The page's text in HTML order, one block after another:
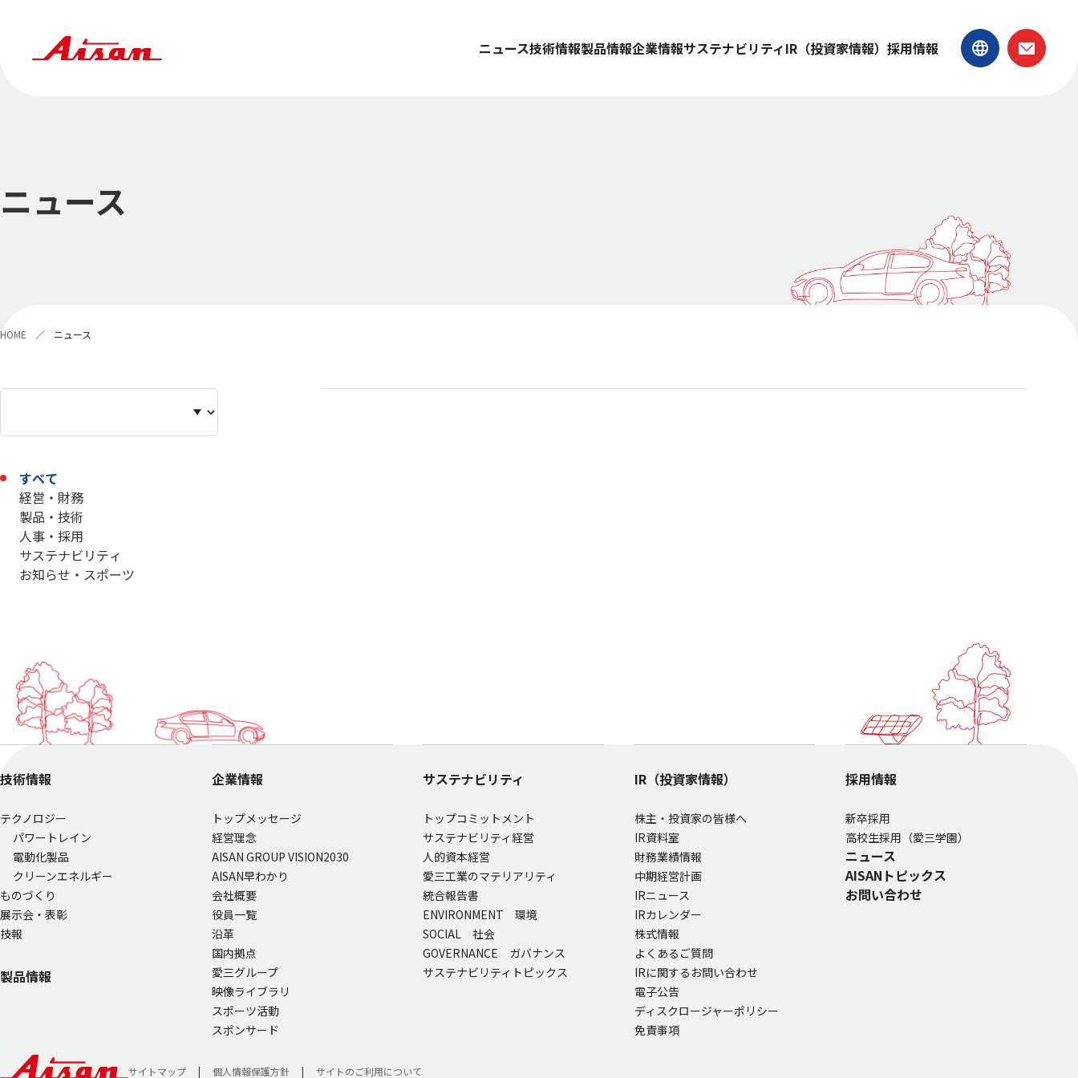
ニュース技術情報製品情報企業情報サステナビリティIR（投資家情報） 採用情報
ニュース
HOME ニュース
すべて
経営・財務
製品・技術
人事・採用
サステナビリティ
お知らせ・スポーツ
技術情報
テクノロジー
パワートレイン
電動化製品
クリーンエネルギー
ものづくり
展示会・表彰
技報
製品情報
企業情報
トップメッセージ
経営理念
AISAN GROUP VISION2030
AISAN早わかり
会社概要
役員一覧
沿革
国内拠点
愛三グループ
映像ライブラリ
スポーツ活動
スポンサード
サステナビリティ
トップコミットメント
サステナビリティ経営
人的資本経営
愛三工業のマテリアリティ
統合報告書
ENVIRONMENT 環境
SOCIAL 社会
GOVERNANCE ガバナンス
サステナビリティトピックス
IR（投資家情報）
株主・投資家の皆様へ
IR資料室
財務業績情報
中期経営計画
IRニュース
IRカレンダー
株式情報
よくあるご質問
IRに関するお問い合わせ
電子公告
ディスクロージャーポリシー
免責事項
採用情報
新卒採用
高校生採用（愛三学園）
ニュース
AISANトピックス
お問い合わせ
サイトマップ 個人情報保護方針 サイトのご利用について